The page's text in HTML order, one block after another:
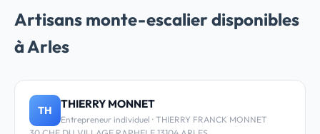
Artisans monte-escalier disponibles
à Arles
TH THIERRY MONNET
Entrepreneur individuel · THIERRY FRANCK MONNET